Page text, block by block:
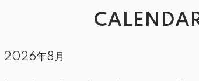
2026年8月